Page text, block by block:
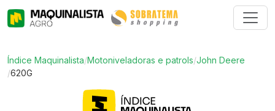
Índice Maquinalista/Motoniveladoras e patrols/John Deere
/620G